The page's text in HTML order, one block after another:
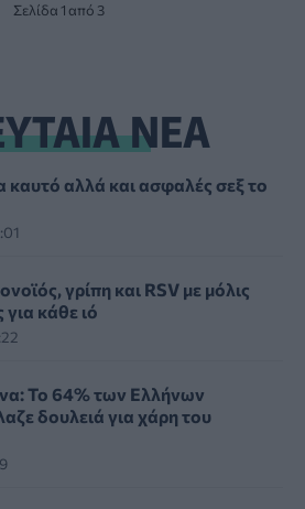
Σελίδα 1 από 3
ΝΕΑ
καυτό αλλά και ασφαλές σεξ το
γρίπη και RSV με μόλις
κάθε ιό
Το 64% των Ελλήνων
δουλειά για χάρη του